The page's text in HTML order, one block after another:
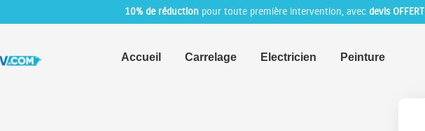
10% de réduction pour toute première intervention, avec devis OFFERT
Accueil Carrelage Electricien Peinture